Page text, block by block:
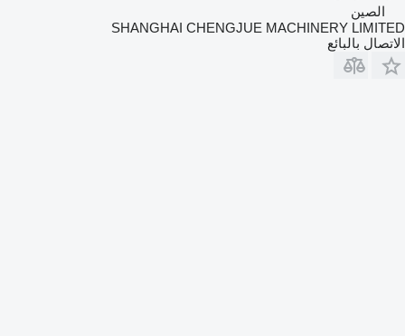
الصين
SHANGHAI CHENGJUE MACHINERY LIMITED
الاتصال بالبائع